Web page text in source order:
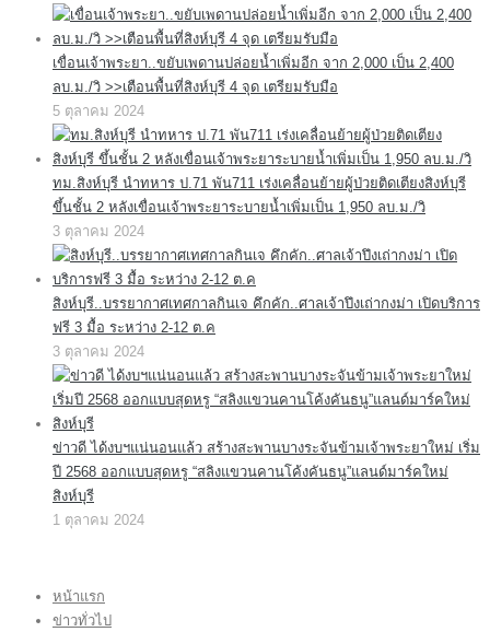
เขื่อนเจ้าพระยา..ขยับเพดานปล่อยน้ำเพิ่มอีก จาก 2,000 เป็น 2,400
ลบ.ม./วิ >>เตือนพื้นที่สิงห์บุรี 4 จุด เตรียมรับมือ
5 ตุลาคม 2024
ทม.สิงห์บุรี นำทหาร ป.71 พัน711 เร่งเคลื่อนย้ายผู้ป่วยติดเตียงสิงห์บุรี
ขึ้นชั้น 2 หลังเขื่อนเจ้าพระยาระบายน้ำเพิ่มเป็น 1,950 ลบ.ม./วิ
3 ตุลาคม 2024
สิงห์บุรี..บรรยากาศเทศกาลกินเจ คึกคัก..ศาลเจ้าปึงเถ่ากงม่า เปิดบริการ
ฟรี 3 มื้อ ระหว่าง 2-12 ต.ค
3 ตุลาคม 2024
ข่าวดี ได้งบฯแน่นอนแล้ว สร้างสะพานบางระจันข้ามเจ้าพระยาใหม่ เริ่ม
ปี 2568 ออกแบบสุดหรู “สลิงแขวนคานโค้งคันธนู”แลนด์มาร์คใหม่
สิงห์บุรี
1 ตุลาคม 2024
หน้าแรก
ข่าวทั่วไป